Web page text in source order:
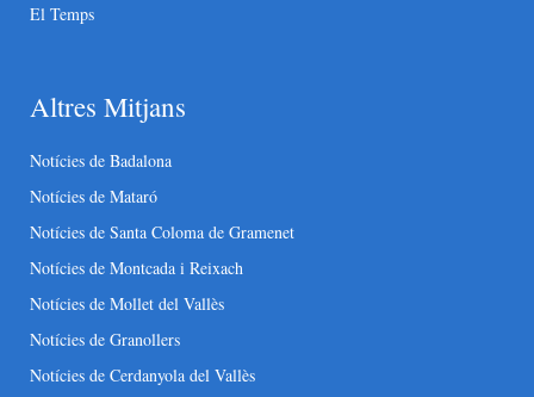
El Temps
Altres Mitjans
Notícies de Badalona
Notícies de Mataró
Notícies de Santa Coloma de Gramenet
Notícies de Montcada i Reixach
Notícies de Mollet del Vallès
Notícies de Granollers
Notícies de Cerdanyola del Vallès